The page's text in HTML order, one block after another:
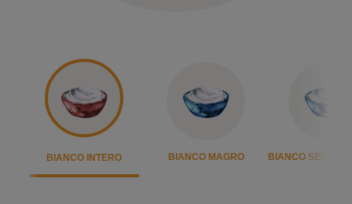
BIANCO INTERO BIANCO MAGRO BIANCO SENZA